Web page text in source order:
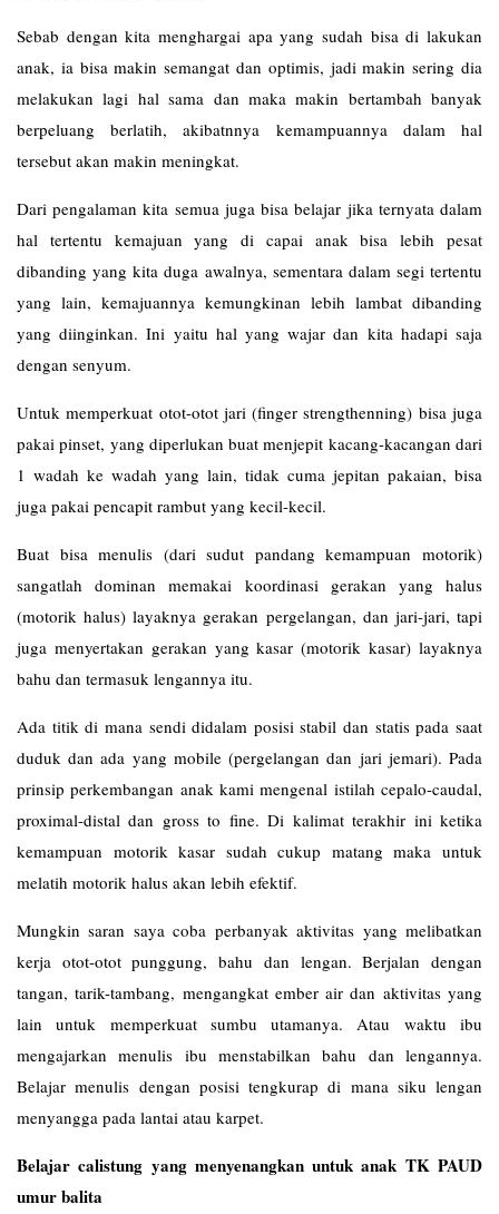
Sebab dengan kita menghargai apa yang sudah bisa di lakukan
anak, ia bisa makin semangat dan optimis, jadi makin sering dia
melakukan lagi hal sama dan maka makin bertambah banyak
berpeluang berlatih, akibatnnya kemampuannya dalam hal
tersebut akan makin meningkat.
Dari pengalaman kita semua juga bisa belajar jika ternyata dalam
hal tertentu kemajuan yang di capai anak bisa lebih pesat
dibanding yang kita duga awalnya, sementara dalam segi tertentu
yang lain, kemajuannya kemungkinan lebih lambat dibanding
yang diinginkan. Ini yaitu hal yang wajar dan kita hadapi saja
dengan senyum.
Untuk memperkuat otot-otot jari (finger strengthenning) bisa juga
pakai pinset, yang diperlukan buat menjepit kacang-kacangan dari
1 wadah ke wadah yang lain, tidak cuma jepitan pakaian, bisa
juga pakai pencapit rambut yang kecil-kecil.
Buat bisa menulis (dari sudut pandang kemampuan motorik)
sangatlah dominan memakai koordinasi gerakan yang halus
(motorik halus) layaknya gerakan pergelangan, dan jari-jari, tapi
juga menyertakan gerakan yang kasar (motorik kasar) layaknya
bahu dan termasuk lengannya itu.
Ada titik di mana sendi didalam posisi stabil dan statis pada saat
duduk dan ada yang mobile (pergelangan dan jari jemari). Pada
prinsip perkembangan anak kami mengenal istilah cepalo-caudal,
proximal-distal dan gross to fine. Di kalimat terakhir ini ketika
kemampuan motorik kasar sudah cukup matang maka untuk
melatih motorik halus akan lebih efektif.
Mungkin saran saya coba perbanyak aktivitas yang melibatkan
kerja otot-otot punggung, bahu dan lengan. Berjalan dengan
tangan, tarik-tambang, mengangkat ember air dan aktivitas yang
lain untuk memperkuat sumbu utamanya. Atau waktu ibu
mengajarkan menulis ibu menstabilkan bahu dan lengannya.
Belajar menulis dengan posisi tengkurap di mana siku lengan
menyangga pada lantai atau karpet.
Belajar calistung yang menyenangkan untuk anak TK PAUD
umur balita